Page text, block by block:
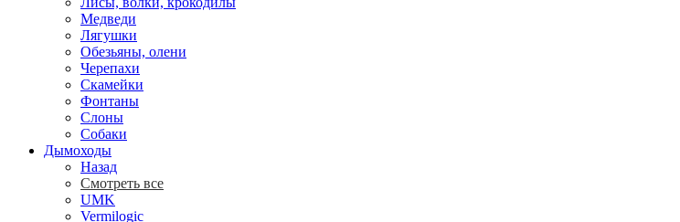
Медведи
Лягушки
Обезьяны, олени
Черепахи
Скамейки
Фонтаны
Слоны
Собаки
Дымоходы
Назад
Смотреть все
UMK
Vermilogic